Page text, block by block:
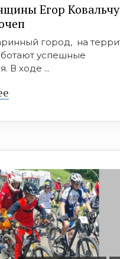
Егор
город, на
успешные
В ходе ...